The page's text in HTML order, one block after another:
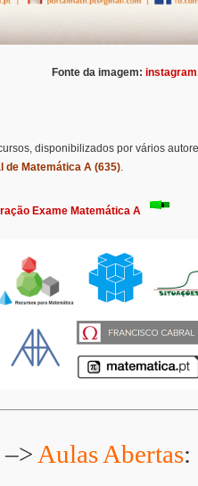
Fonte da imagem:
disponibilizados por vários
de Matemática A (635).
Exame Matemática A
–> Aulas Abertas: